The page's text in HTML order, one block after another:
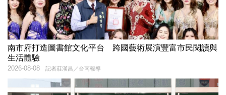
南市府打造圖書館文化平台 跨國藝術展演豐富市民閱讀與
生活體驗
記者莊漢昌／台南報導
2026-08-08